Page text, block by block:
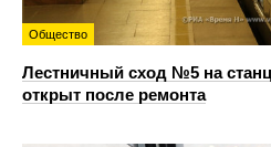
Общество
Лестничный сход №5 на
открыт после ремонта